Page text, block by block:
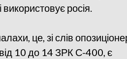
росія.
це, зі слів
10 до 14 ЗРК С-400, є